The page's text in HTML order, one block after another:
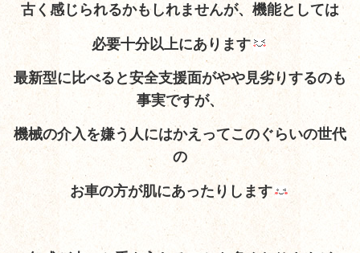
古く感じられるかもしれませんが、機能としては
必要十分以上にあります
最新型に比べると安全支援面がやや見劣りするのも
事実ですが、
機械の介入を嫌う人にはかえってこのぐらいの世代
の
お車の方が肌にあったりします